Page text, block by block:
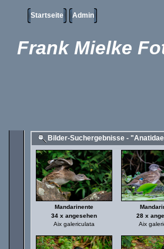
Startseite Admin
Frank Mielke
Bilder-Suchergebnisse -
Mandarinente
34 x angesehen
Aix galericulata
28 x
Aix